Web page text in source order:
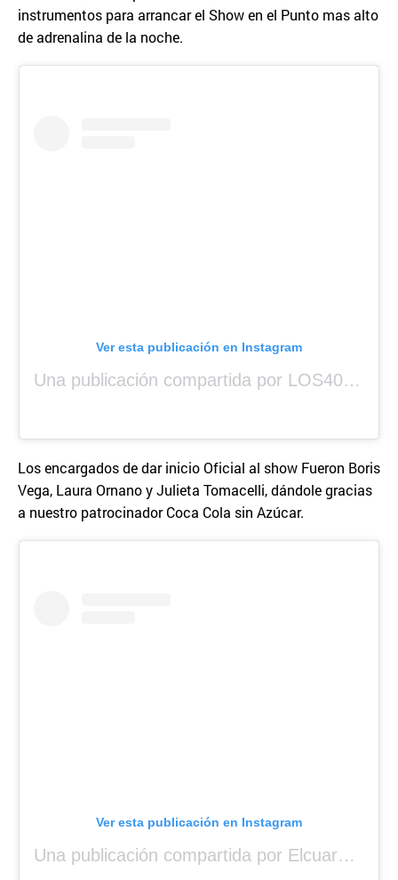
instrumentos para arrancar el Show en el Punto mas alto
de adrenalina de la noche.
Ver esta publicación en Instagram
Una publicación compartida por LOS40 Panamá (@los40panama)
Los encargados de dar inicio Oficial al show Fueron Boris
Vega, Laura Ornano y Julieta Tomacelli, dándole gracias
a nuestro patrocinador Coca Cola sin Azúcar.
Ver esta publicación en Instagram
Una publicación compartida por Elcuara (@elcuara.25)